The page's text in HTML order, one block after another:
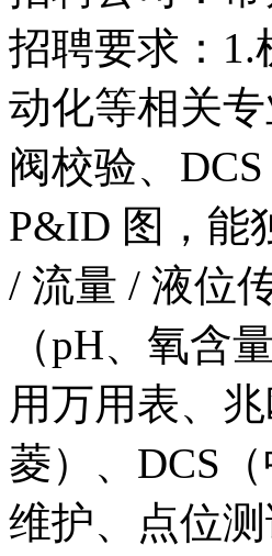
招聘要求：1.
动化等相关
阀校验、
P&ID 图，能
/ 流量 / 液位
（pH、氧含
用万用表、
菱）、DCS
维护、点位